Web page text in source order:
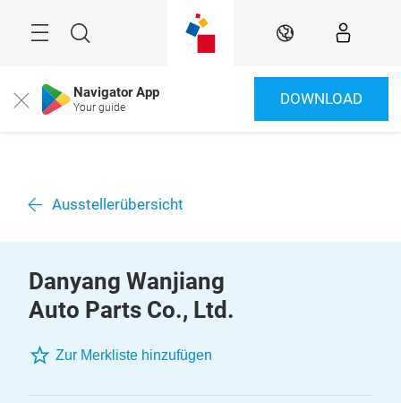
Suche DE
Close Navigator App
Your guide DOWNLOAD
Ausstellerübersicht
Danyang Wanjiang
Auto Parts Co., Ltd.
Zur Merkliste hinzufügen